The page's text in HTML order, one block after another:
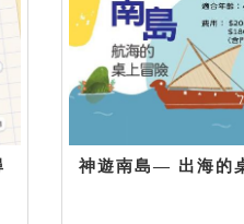
神遊南島— 出海的